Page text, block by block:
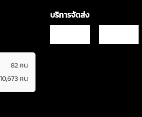
82 คน
คน
บริการจัดส่ง